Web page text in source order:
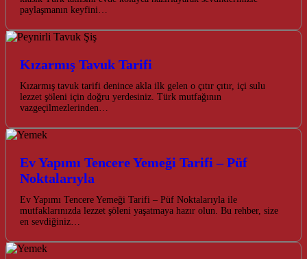
paylaşmanın keyfini…
Kızarmış Tavuk Tarifi
Kızarmış tavuk tarifi denince akla ilk gelen o çıtır çıtır, içi sulu
lezzet şöleni için doğru yerdesiniz. Türk mutfağının
vazgeçilmezlerinden…
Ev Yapımı Tencere Yemeği Tarifi – Püf
Noktalarıyla
Ev Yapımı Tencere Yemeği Tarifi – Püf Noktalarıyla ile
mutfaklarınızda lezzet şöleni yaşatmaya hazır olun. Bu rehber, size
en sevdiğiniz…